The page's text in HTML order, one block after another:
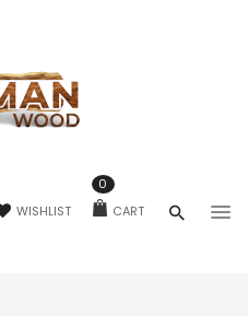
WISHLIST CART
0